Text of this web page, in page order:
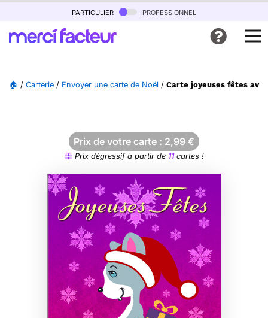
particulier professionnel
🏠 / Carterie / Envoyer une carte de Noël / Carte joyeuses fêtes
Prix de votre carte : 2,99 €
Prix dégressif à partir de 11cartes !